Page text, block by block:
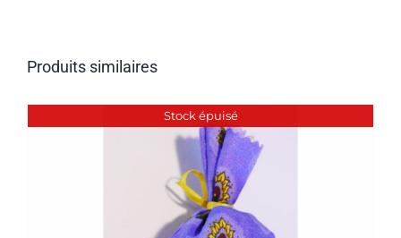
Produits similaires
Stock épuisé